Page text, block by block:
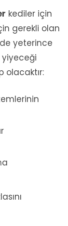
kediler için
gerekli olan
yeterince
yiyeceği
olacaktır: